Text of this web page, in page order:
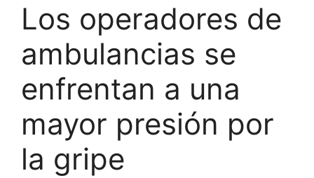
Los operadores de
ambulancias se
enfrentan a una
mayor presión por
la gripe